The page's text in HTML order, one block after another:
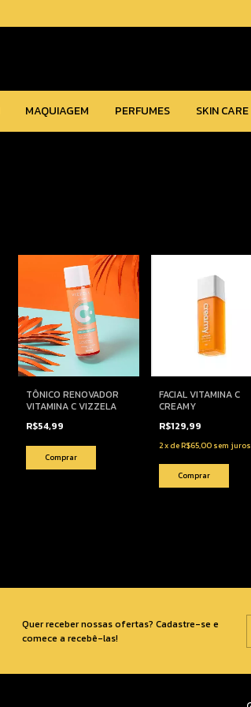
MAQUIAGEM PERFUMES SKIN CARE
TÔNICO RENOVADOR
VITAMINA C VIZZELA
R$54,99
FACIAL VITAMINA C
CREAMY
R$129,99
2xdeR$65,00 sem juros
Quer receber nossas ofertas? Cadastre-se e
comece a recebê-las!